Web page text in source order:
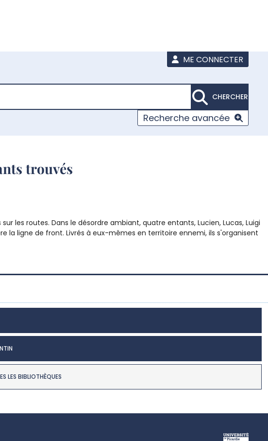
ME CONNECTER
CHERCHER
Recherche avancée
trouvés
les routes. Dans le désordre ambiant, quatre entants, Lucien, Lucas, Luigi
la ligne de front. Livrés à eux-mêmes en territoire ennemi, ils s'organisent
LES BIBLIOTHÈQUES